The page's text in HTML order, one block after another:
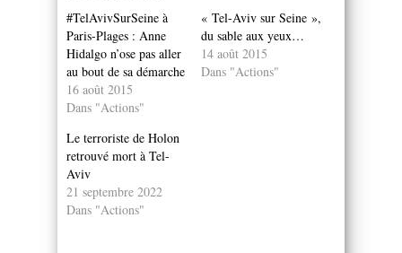
#TelAvivSurSeine à
Paris-Plages : Anne
Hidalgo n’ose pas aller
au bout de sa démarche
16 août 2015
Dans "Actions"
« Tel-Aviv sur Seine »,
du sable aux yeux…
14 août 2015
Dans "Actions"
Le terroriste de Holon
retrouvé mort à Tel-
Aviv
21 septembre 2022
Dans "Actions"